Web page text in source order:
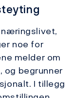
noe for
melder om
og begrunner
I tillegg